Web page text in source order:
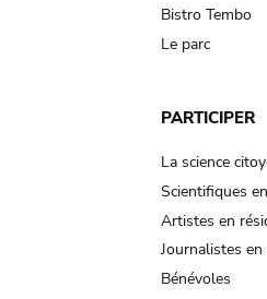
Bistro Tembo
Le parc
PARTICIPER
La science
Scientifiques
Artistes en
Journalistes en
Bénévoles